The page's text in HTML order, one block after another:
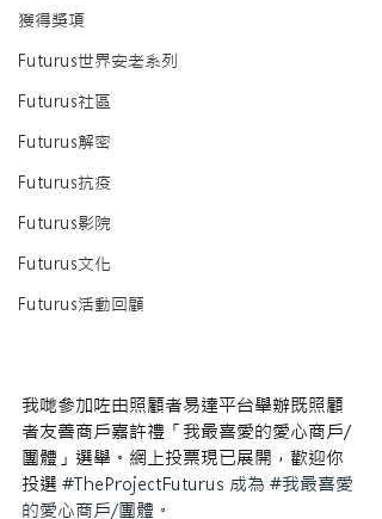
獲得獎項
Futurus世界安老系列
Futurus社區
Futurus解密
Futurus抗疫
Futurus影院
Futurus文化
Futurus活動回顧
我哋參加咗由照顧者易達平台舉辦既照顧
者友善商戶嘉許禮「我最喜愛的愛心商戶/
團體」選舉。網上投票現已展開，歡迎你
投選 #TheProjectFuturus 成為 #我最喜愛
的愛心商戶/團體。